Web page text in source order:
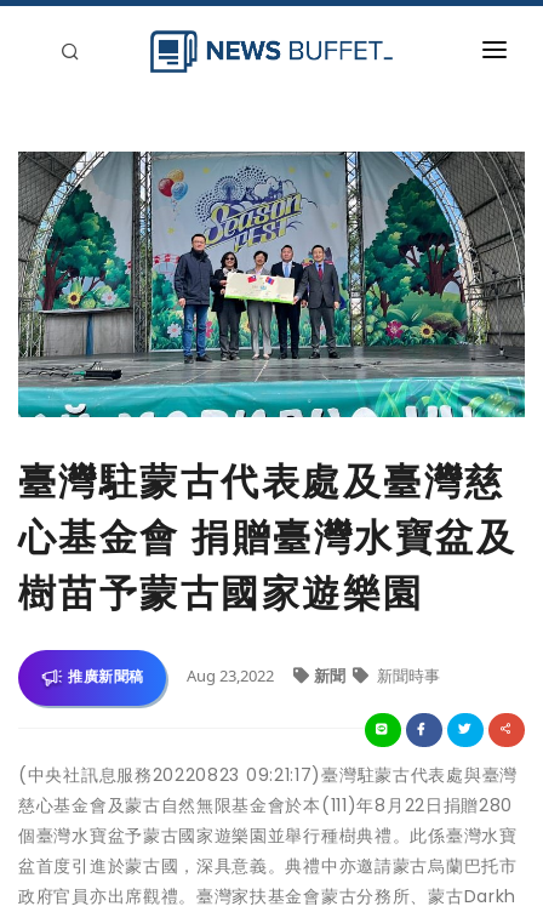
新聞稿分類
登入
刊登
臺灣駐蒙古代表處及臺灣慈
心基金會 捐贈臺灣水寶盆及
樹苗予蒙古國家遊樂園
推廣新聞稿 Aug 23,2022 新聞 新聞時事
(中央社訊息服務20220823 09:21:17)臺灣駐蒙古代表處與臺灣
慈心基金會及蒙古自然無限基金會於本(111)年8月22日捐贈280
個臺灣水寶盆予蒙古國家遊樂園並舉行種樹典禮。此係臺灣水寶
盆首度引進於蒙古國，深具意義。典禮中亦邀請蒙古烏蘭巴托市
政府官員亦出席觀禮。臺灣家扶基金會蒙古分務所、蒙古Darkh